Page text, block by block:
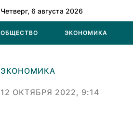
Четверг, 6 августа 2026
ОБЩЕСТВО ЭКОНОМИКА
ЭКОНОМИКА
12 ОКТЯБРЯ 2022, 9:14